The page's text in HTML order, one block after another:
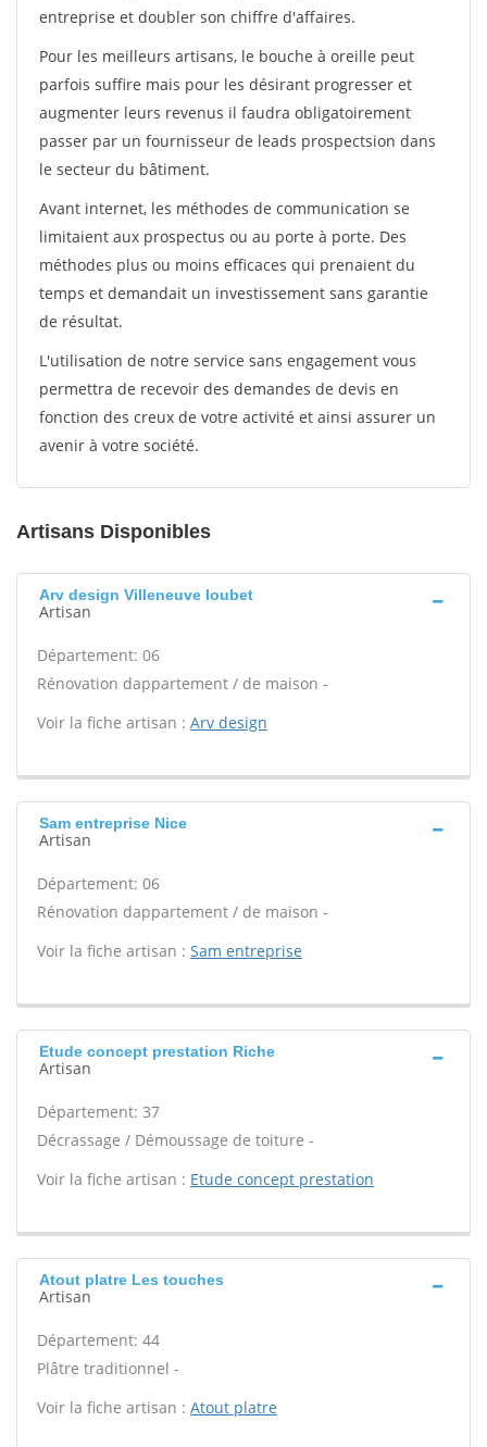
entreprise et doubler son chiffre d'affaires.
Pour les meilleurs artisans, le bouche à oreille peut
parfois suffire mais pour les désirant progresser et
augmenter leurs revenus il faudra obligatoirement
passer par un fournisseur de leads prospectsion dans
le secteur du bâtiment.
Avant internet, les méthodes de communication se
limitaient aux prospectus ou au porte à porte. Des
méthodes plus ou moins efficaces qui prenaient du
temps et demandait un investissement sans garantie
de résultat.
L'utilisation de notre service sans engagement vous
permettra de recevoir des demandes de devis en
fonction des creux de votre activité et ainsi assurer un
avenir à votre société.
Artisans Disponibles
Arv design Villeneuve loubet
Artisan
Département: 06
Rénovation dappartement / de maison -
Voir la fiche artisan : Arv design
Sam entreprise Nice
Artisan
Département: 06
Rénovation dappartement / de maison -
Voir la fiche artisan : Sam entreprise
Etude concept prestation Riche
Artisan
Département: 37
Décrassage / Démoussage de toiture -
Voir la fiche artisan : Etude concept prestation
Atout platre Les touches
Artisan
Département: 44
Plâtre traditionnel -
Voir la fiche artisan : Atout platre